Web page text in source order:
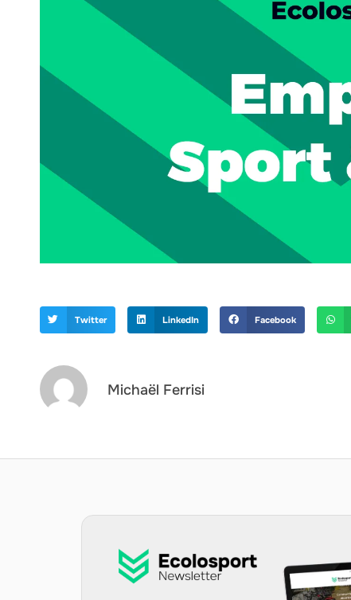
Twitter LinkedIn Facebook
Michaël Ferrisi